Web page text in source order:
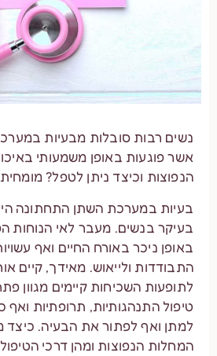
נשים רבות סובלות מבעיות
אשר פוגעות באופן משמעותי
הנפוצות וכיצד ניתן לטפל?
בעיות במערכת השתן התחתונה
בעיקר בנשים. מעבר לאי הנוחות
באופן ניכר באורח החיים ואף
התבודדות ולייאוש. מאידך, קיים
לתופעות השכיחות קיימים מגוון
טיפול התנהגותיות, תרופתיות ואף
למתן ואף לפתור את הבעיה.
המחלות הנפוצות ומהן דרכי